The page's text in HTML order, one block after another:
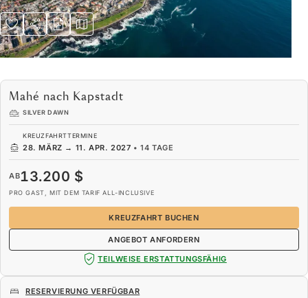
Mahé nach Kapstadt
SILVER DAWN
KREUZFAHRTTERMINE
28. MÄRZ → 11. APR. 2027 •14 TAGE
AB13.200 $
PRO GAST, MIT DEM TARIF ALL-INCLUSIVE
KREUZFAHRT BUCHEN
ANGEBOT ANFORDERN
TEILWEISE ERSTATTUNGSFÄHIG
RESERVIERUNG VERFÜGBAR